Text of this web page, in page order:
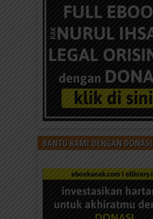
BANTU KAMI DENGAN DONASI